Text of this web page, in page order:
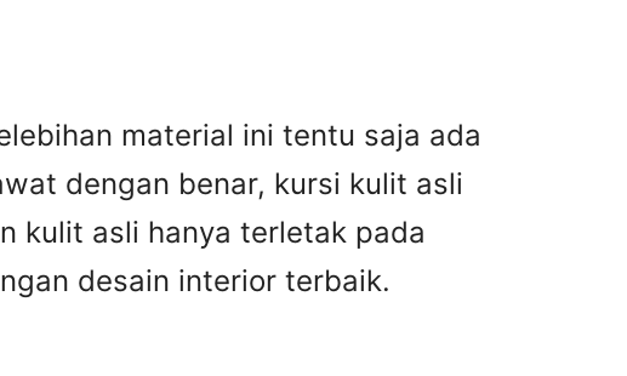
material ini tentu saja ada
dengan benar, kursi kulit asli
kulit asli hanya terletak pada
desain interior terbaik.